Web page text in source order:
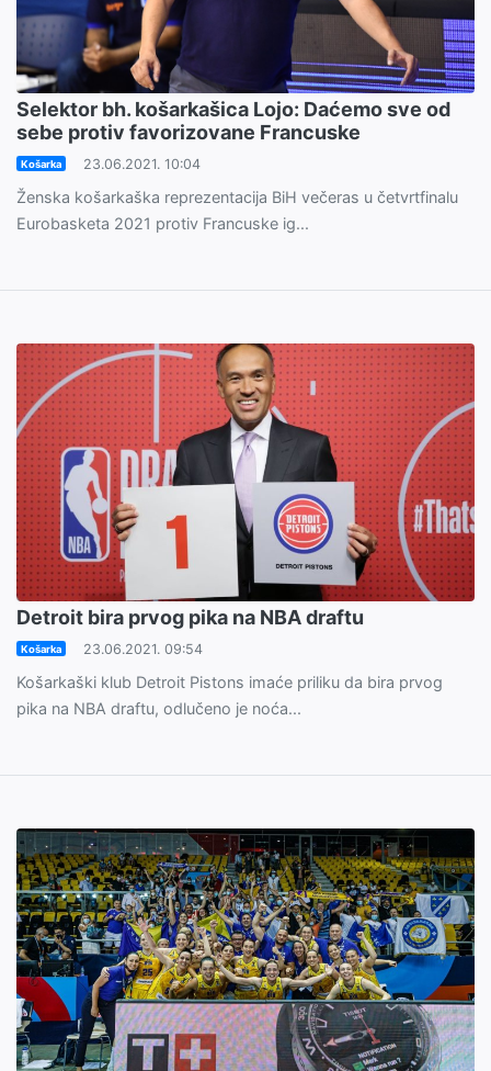
Selektor bh. košarkašica Lojo: Daćemo sve od
sebe protiv favorizovane Francuske
Košarka 23.06.2021. 10:04
Ženska košarkaška reprezentacija BiH večeras u četvrtfinalu
Eurobasketa 2021 protiv Francuske ig...
Detroit bira prvog pika na NBA draftu
Košarka 23.06.2021. 09:54
Košarkaški klub Detroit Pistons imaće priliku da bira prvog
pika na NBA draftu, odlučeno je noća...